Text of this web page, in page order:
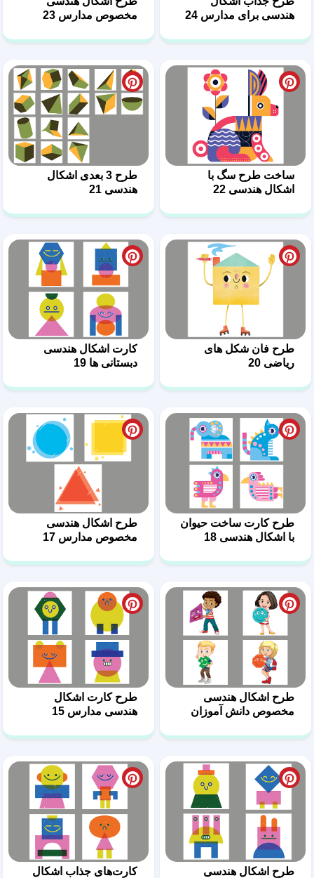
هندسی برای مدارس 24
مخصوص مدارس 23
ساخت طرح سگ با
اشکال هندسی 22
طرح 3 بعدی اشکال
هندسی 21
طرح فان شکل های
ریاضی 20
کارت اشکال هندسی
دبستانی ها 19
طرح کارت ساخت حیوان
با اشکال هندسی 18
طرح اشکال هندسی
مخصوص مدارس 17
طرح اشکال هندسی
مخصوص دانش آموزان
طرح کارت اشکال
هندسی مدارس 15
طرح اشکال هندسی
کارت‌های جذاب اشکال